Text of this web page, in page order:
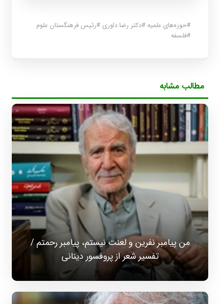
#حوزه‌های علمیه #دکتر رضا داوری #رئیس فرهنگستان علوم
#فلسفه
مطالب مشابه
من‌ پیامبر نفرین‌ و‌ لعنت نیستم، پیامبر رحمتم /
تفسیر شعر از پروفسور دینانی